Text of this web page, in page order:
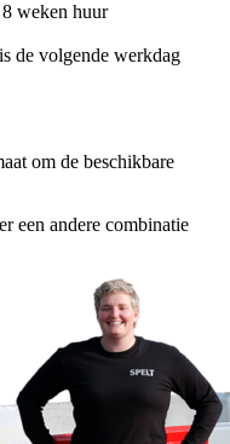
weken huur
de volgende werkdag
om de beschikbare
een andere combinatie